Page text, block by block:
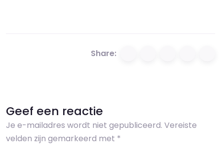
Share:
Geef een reactie
Je e-mailadres wordt niet gepubliceerd. Vereiste
velden zijn gemarkeerd met *